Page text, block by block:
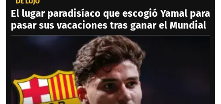
El lugar paradisíaco que escogió Yamal para
pasar sus vacaciones tras ganar el Mundial